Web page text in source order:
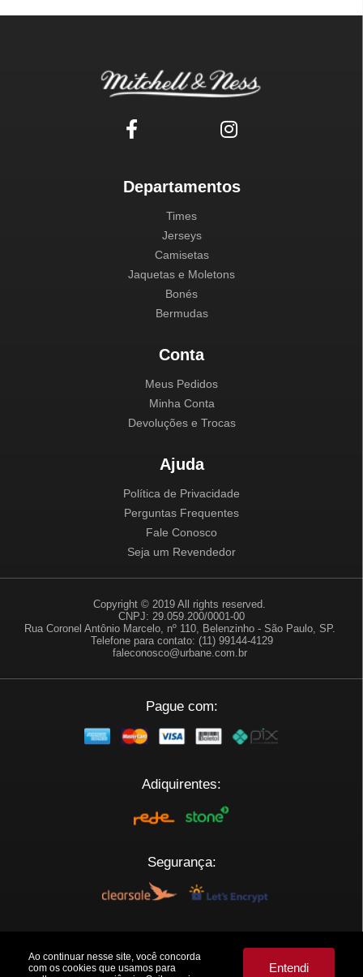
Ao continuar nesse site, você concorda
com os cookies que usamos para
Entendi
Departamentos
Times
Jerseys
Camisetas
Jaquetas e Moletons
Bonés
Bermudas
Conta
Meus Pedidos
Minha Conta
Devoluções e Trocas
Ajuda
Política de Privacidade
Perguntas Frequentes
Fale Conosco
Seja um Revendedor
Copyright © 2019 All rights reserved.
CNPJ: 29.059.200/0001-00
Rua Coronel Antônio Marcelo, nº 110, Belenzinho - São Paulo, SP.
Telefone para contato: (11) 99144-4129
faleconosco@urbane.com.br
Pague com:
Adiquirentes:
Segurança: